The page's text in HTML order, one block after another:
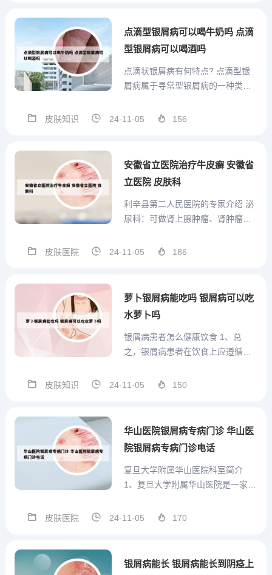
如脂溢性皮炎、接触性皮炎、神经
点滴型银屑病可以喝牛奶吗 点滴
型银屑病可以喝酒吗
点滴状银屑病有何特点? 点滴型银
屑病属于寻常型银屑病的一种类
型，主要表现是全身，尤其是肢体
银屑病。点滴状银屑病是寻常型银
为...
皮肤知识 24-11-05 156
安徽省立医院治疗牛皮癣 安徽省
立医院 皮肤科
利辛县第二人民医院的专家介绍 泌
尿科：可做肾上腺肿瘤、肾肿瘤、
（电切）等手术。脑外科：可做脑
腹腔镜开展微创手术，创伤小，痛
人...
皮肤医院 24-11-05 186
萝卜银屑病能吃吗 银屑病可以吃
水萝卜吗
银屑病患者怎么健康饮食 1、总
之，银屑病患者在饮食上应遵循清
食物，多吃新鲜蔬菜水果，以促进
皮癣患者需关注蛋白质摄入，每日
皮肤知识 24-11-05 150
华山医院银屑病专病门诊 华山医
院银屑病专病门诊电话
复旦大学附属华山医院科室简介
1、复旦大学附属华山医院是一家规
医技科室，涵盖了神经外科、神经
学附属华山医院位于上海市静安区
皮肤医院 24-11-05 170
银屑病能长 银屑病能长到阴痉上